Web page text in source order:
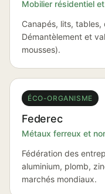
Mobilier résidentiel
Canapés, lits, tables,
Démantèlement et
mousses).
ÉCO-ORGANISME
Federec
Métaux ferreux et
Fédération des
aluminium, plomb,
marchés mondiaux.